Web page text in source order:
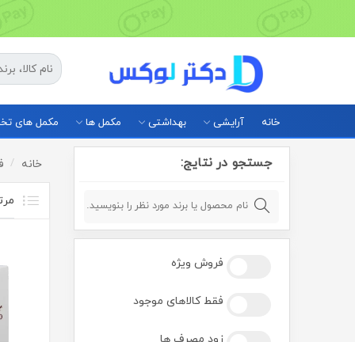
خانه آرایشی بهداشتی مکمل ها مکمل های
جستجو در نتایج:
فروش ویژه
فقط کالاهای موجود
خانه